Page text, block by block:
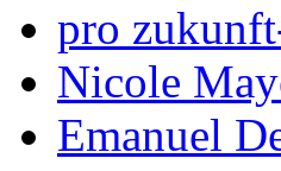
pro
Nicole
Emanuel